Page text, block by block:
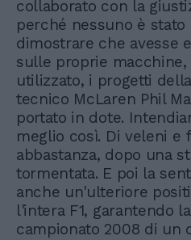
collaborato con la
perché nessuno è stato
dimostrare che avesse
sulle proprie
utilizzato, i progetti
tecnico McLaren Phil
portato in dote.
meglio così. Di veleni e
abbastanza, dopo una
tormentata. E poi la
anche un'ulteriore
l'intera F1, garantendo
campionato 2008 di un